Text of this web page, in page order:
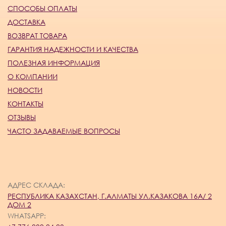
СПОСОБЫ ОПЛАТЫ
ДОСТАВКА
ВОЗВРАТ ТОВАРА
ГАРАНТИЯ НАДЕЖНОСТИ И КАЧЕСТВА
ПОЛЕЗНАЯ ИНФОРМАЦИЯ
О КОМПАНИИ
НОВОСТИ
КОНТАКТЫ
ОТЗЫВЫ
ЧАСТО ЗАДАВАЕМЫЕ ВОПРОСЫ
АДРЕС СКЛАДА:
РЕСПУБЛИКА КАЗАХСТАН, Г.АЛМАТЫ УЛ.КАЗАКОВА 16А/ 2
ДОМ 2
WHATSAPP: